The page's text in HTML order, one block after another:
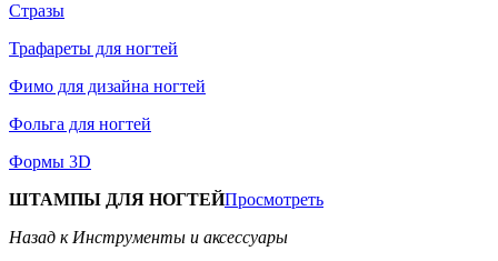
Стразы
Трафареты для ногтей
Фимо для дизайна ногтей
Фольга для ногтей
Формы 3D
ШТАМПЫ ДЛЯ НОГТЕЙПросмотреть
Назад к Инструменты и аксессуары